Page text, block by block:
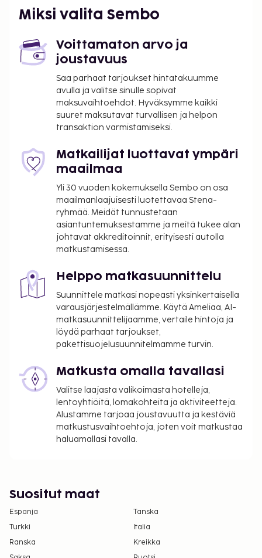
internetyhteys ja grilli.
suoritettavat maksut. Maksuihin saattaa sisältyä
sovellettavat verot:
Kaupunki perii kaupunkiveron, joka maksetaan
majoituspaikassa. Veron määrä riippuu
kaudesta, eikä sitä välttämättä peritä ympäri
vuoden. Muita poikkeuksia tai alennuksia
saatetaan soveltaa. Lisätietoja saat ottamalla
varausvahvistuksessa olevia tietoja käyttäen.
Kaupungin perimä vero: 1.10.–31.3. välisenä
aikana 1.00 EUR per henkilö per yö aikuisilta ja
0.50 EUR per yö 12–17 vuotta vanhoilta
asiakkailta. Tätä veroa ei veloiteta alle 12 vuotta
vanhoilta lapsilta.
Kaupungin perimä vero: 1.4.–30.9. välisenä
aikana 1.80 EUR per henkilö per yö aikuisilta ja
0.90 EUR per yö 12–17 vuotta vanhoilta
asiakkailta. Tätä veroa ei peritä alle 12 vuotta
vanhoilta lapsilta.
Tässä on mainittu kaikki majoituspaikan meille
ilmoittamat maksut.
majoituksen ottamalla yhteyttä suoraan
majoituspaikkaan käyttämällä
varausvahvistuksessa olevia yhteystietoja.
Miksi valita Sembo
Voittamaton arvo ja
joustavuus
Saa parhaat tarjoukset hintatakuumme
avulla ja valitse sinulle sopivat
maksuvaihtoehdot. Hyväksymme kaikki
suuret maksutavat turvallisen ja helpon
transaktion varmistamiseksi.
Matkailijat luottavat ympäri
maailmaa
Yli 30 vuoden kokemuksella Sembo on osa
maailmanlaajuisesti luotettavaa Stena-
ryhmää. Meidät tunnustetaan
asiantuntemuksestamme ja meitä tukee alan
johtavat akkreditoinnit, erityisesti autolla
matkustamisessa.
Helppo matkasuunnittelu
Suunnittele matkasi nopeasti yksinkertaisella
varausjärjestelmällämme. Käytä Ameliaa, AI-
matkasuunnittelijaamme, vertaile hintoja ja
löydä parhaat tarjoukset,
pakettisuojelusuunnitelmamme turvin.
Matkusta omalla tavallasi
Valitse laajasta valikoimasta hotelleja,
lentoyhtiöitä, lomakohteita ja aktiviteetteja.
Alustamme tarjoaa joustavuutta ja kestäviä
matkustusvaihtoehtoja, joten voit matkustaa
haluamallasi tavalla.
Suositut maat
Espanja
Tanska
Turkki
Italia
Ranska
Kreikka